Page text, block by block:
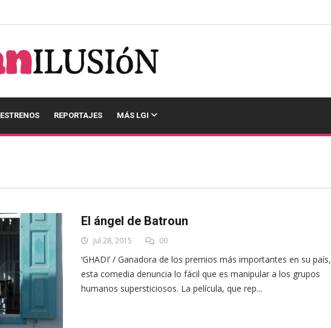
ESTRENOS REPORTAJES MÁS LGI
El ángel de Batroun
Jul 28, 2015 00
‘GHADI’ / Ganadora de los premios más importantes en su país,
esta comedia denuncia lo fácil que es manipular a los grupos
humanos supersticiosos. La película, que rep...